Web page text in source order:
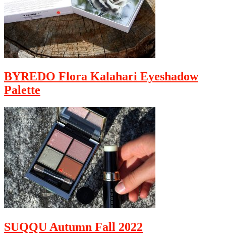
BYREDO Flora Kalahari Eyeshadow
Palette
SUQQU Autumn Fall 2022